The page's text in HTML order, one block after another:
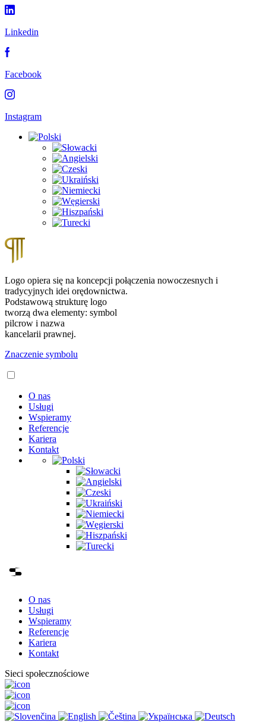
Linkedin
Facebook
Instagram
Logo opiera się na koncepcji połączenia nowoczesnych i
tradycyjnych idei orędownictwa.
Podstawową strukturę logo
tworzą dwa elementy: symbol
pilcrow i nazwa
kancelarii prawnej.
Znaczenie symbolu
O nas
Usługi
Wspieramy
Referencje
Kariera
Kontakt
O nas
Usługi
Wspieramy
Referencje
Kariera
Kontakt
Sieci społecznościowe